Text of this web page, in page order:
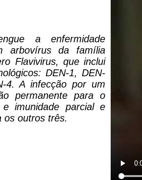
a enfermidade
arbovírus da família
Flavivirus, que inclui
DEN-1, DEN-
4. A infecção por um
permanente para o
imunidade parcial e
os outros três.